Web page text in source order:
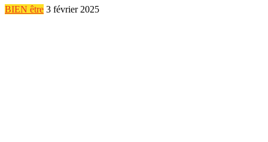
BIEN être 3 février 2025